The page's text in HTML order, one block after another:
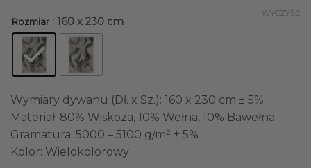
Rozmiar : 160 x 230 cm
WYCZYŚĆ
Wymiary dywanu (Dł. x Sz.): 160 x 230 cm ± 5%
Materiał: 80% Wiskoza, 10% Wełna, 10% Bawełna
Gramatura: 5000 – 5100 g/m² ± 5%
Kolor: Wielokolorowy